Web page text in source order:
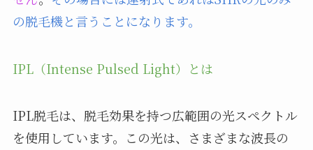
の脱毛機と言うことになります。
IPL（Intense Pulsed Light）とは
IPL脱毛は、脱毛効果を持つ広範囲の光スペクトル
を使用しています。この光は、さまざまな波長の